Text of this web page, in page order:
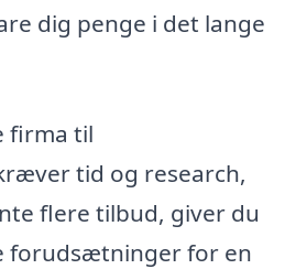
dig penge i det lange
firma til
tid og research,
flere tilbud, giver du
forudsætninger for en